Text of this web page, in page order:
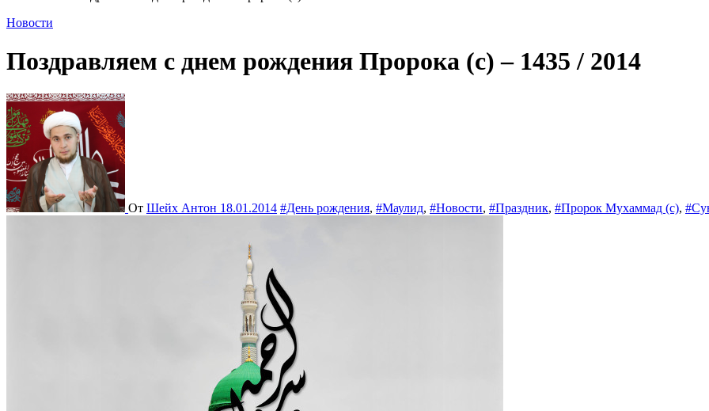
Новости
Поздравляем с днем рождения Пророка (с) – 1435 / 2014
От Шейх Антон 18.01.2014 #День рождения, #Маулид, #Новости, #Праздник, #Пророк Мухаммад (с),